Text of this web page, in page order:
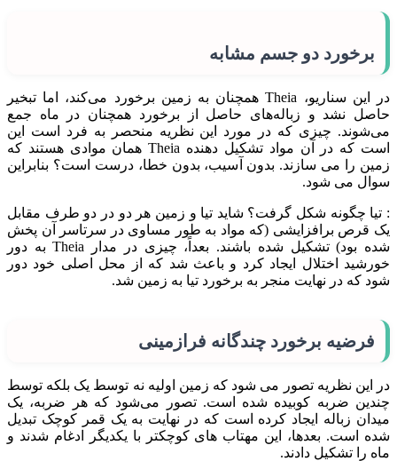
برخورد دو جسم مشابه
در این سناریو، Theia همچنان به زمین برخورد می‌کند، اما تبخیر
حاصل نشد و زباله‌های حاصل از برخورد همچنان در ماه جمع
می‌شوند. چیزی که در مورد این نظریه منحصر به فرد است این
است که در آن مواد تشکیل دهنده Theia همان موادی هستند که
زمین را می سازند. بدون آسیب، بدون خطا، درست است؟ بنابراین
سوال می شود.
: تیا چگونه شکل گرفت؟ شاید تیا و زمین هر دو در دو طرف مقابل
یک قرص برافزایشی (که مواد به طور مساوی در سرتاسر آن پخش
شده بود) تشکیل شده باشند. بعداً، چیزی در مدار Theia به دور
خورشید اختلال ایجاد کرد و باعث شد که از محل اصلی خود دور
شود که در نهایت منجر به برخورد تیا به زمین شد.
فرضیه برخورد چندگانه فرازمینی
در این نظریه تصور می شود که زمین اولیه نه توسط یک بلکه توسط
چندین ضربه کوبیده شده است. تصور می‌شود که هر ضربه، یک
میدان زباله ایجاد کرده است که در نهایت به یک قمر کوچک تبدیل
شده است. بعدها، این مهتاب های کوچکتر با یکدیگر ادغام شدند و
ماه را تشکیل دادند.